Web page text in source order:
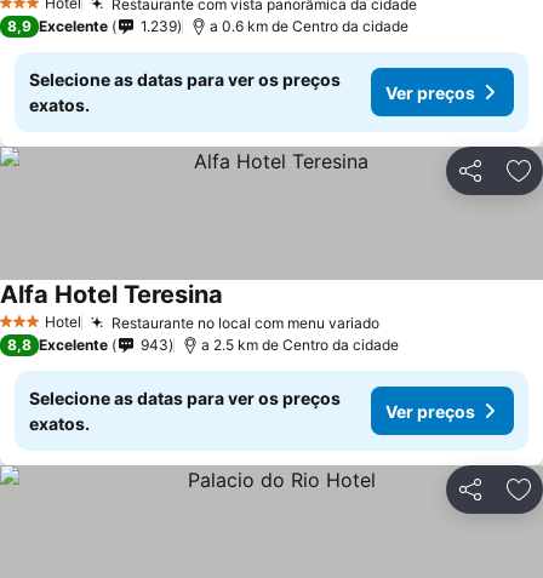
3 Estrelas Restaurante com vista panorâmica da cidadeVer preços
8,9 Excelente 1.239 a 0.6 km de Centro da cidade
Selecione as datas para ver os preços
exatos.
Ver preços
Partilhar
3 EstrelasHotel Restaurante no local com menu variadoVer preços
Alfa Hotel Teresina
8,8 Excelente 943 a 2.5 km de Centro da cidade
Selecione as datas para ver os preços
exatos.
Ver preços
Partilhar